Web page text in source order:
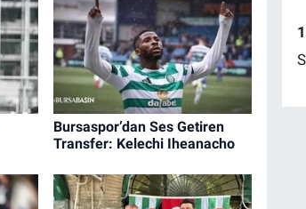
Bursaspor’dan Ses Getiren
Transfer: Kelechi Iheanacho